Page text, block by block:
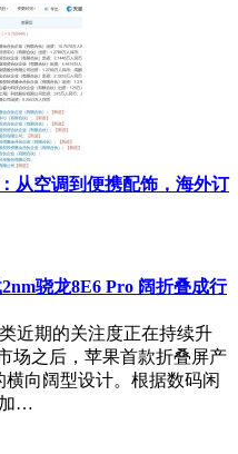
与需求匹配，全面覆盖居家
度场景，极大拓宽了服务边
场潜力。这种创新模式打破
瓶颈，为行业发展注入了新
推动上门推拿服务从“居家
商务楼宇与酒店场景的深
人群、商旅人群等多元用户
碎片化闲暇时间转化为高品
适配都市全场景、全人群、
了传统行业增长乏力的发展
界拓新的姿态引领行业变
道，跳出传统业态局限，平
消费新空间。未来，随着场
服务标准的完善，东郊到家
界，为都市民生康养升级提
从空调到便携配饰，海外订
骁龙8E6 Pro 阔折叠成行
近期的关注度正在持续升
场之后，苹果首款折叠屏产
向阔型设计。根据数码闲
加…